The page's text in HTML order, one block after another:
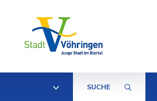
SUCHE